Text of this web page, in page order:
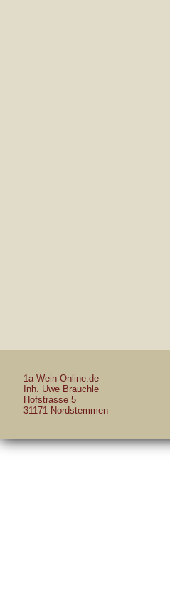
1a-Wein-Online.de
Inh. Uwe Brauchle
Hofstrasse 5
31171 Nordstemmen